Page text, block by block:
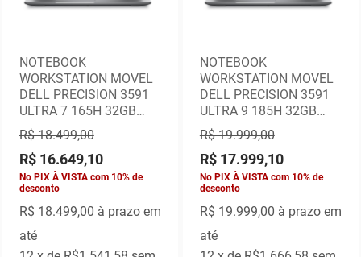
NOTEBOOK
WORKSTATION MOVEL
DELL PRECISION 3591
ULTRA 7 165H 32GB
512GB SSD RTX A1000
6GB WIN 11 PRO
R$ 18.499,00
R$ 16.649,10
No PIX À VISTA com 10% de
desconto
R$ 18.499,00 à prazo em
até
NOTEBOOK
WORKSTATION MOVEL
DELL PRECISION 3591
ULTRA 9 185H 32GB
1TB SSD RTX A2000
8GB WIN 11 PRO
R$ 19.999,00
R$ 17.999,10
No PIX À VISTA com 10% de
desconto
R$ 19.999,00 à prazo em
até